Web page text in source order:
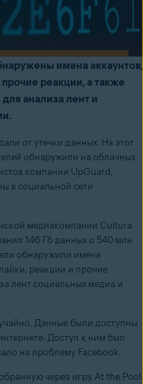
имена аккаунтов,
реакции, а также
анализа лент и
от утечки данных. На этот
обнаружили на облачных
компании UpGuard,
в социальной сети
медиакомпании Cultura
146 Гб данных о 540 млн
обнаружили имена
реакции и прочие
лент социальных медиа и
Данные были доступны
Доступ к ним был
на проблему Facebook.
через игру At the Pool.